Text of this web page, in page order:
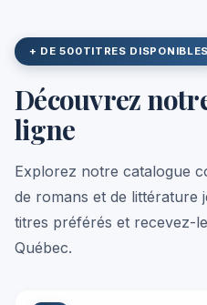
+ DE 500TITRES DISPONIBLES
Découvrez
ligne
Explorez notre catalogue
de romans et de littérature
titres préférés et recevez-
Québec.